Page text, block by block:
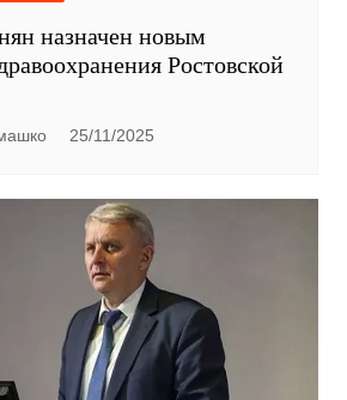
назначен новым
Ростовской
25/11/2025